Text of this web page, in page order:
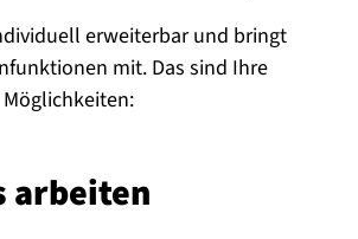
erweiterbar und bringt
mit. Das sind Ihre
Möglichkeiten:
arbeiten